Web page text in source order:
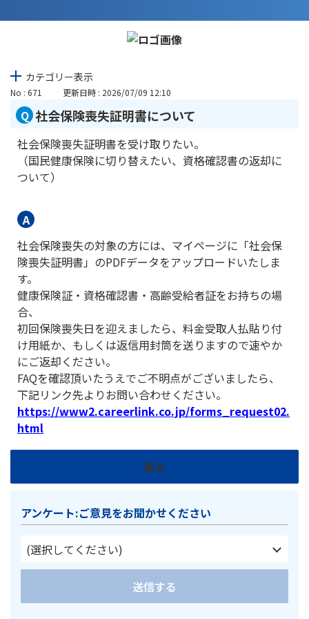
カテゴリー表示
No : 671 更新日時 : 2026/07/09 12:10
社会保険喪失証明書について
社会保険喪失証明書を受け取りたい。
（国民健康保険に切り替えたい、資格確認書の返却に
ついて）
社会保険喪失の対象の方には、マイページに「社会保
険喪失証明書」のPDFデータをアップロードいたしま
す。
健康保険証・資格確認書・高齢受給者証をお持ちの場
合、
初回保険喪失日を迎えましたら、料金受取人払貼り付
け用紙か、もしくは返信用封筒を送りますので速やか
にご返却ください。
FAQを確認頂いたうえでご不明点がございましたら、
下記リンク先よりお問い合わせください。
https://www2.careerlink.co.jp/forms_request02.
html
戻る
アンケート:ご意見をお聞かせください
(選択してください)
送信する